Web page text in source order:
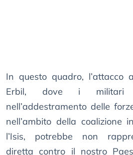
In questo quadro, l’attacco
Erbil, dove i militari
nell’addestramento delle
nell’ambito della coalizione
l’Isis, potrebbe non
diretta contro il nostro